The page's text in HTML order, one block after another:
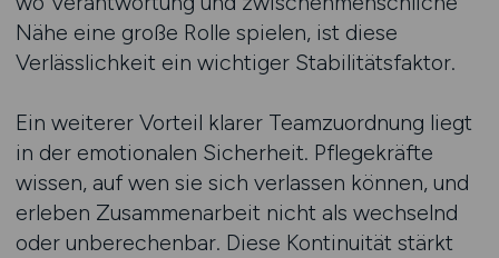
Nähe eine große Rolle spielen, ist diese
Verlässlichkeit ein wichtiger Stabilitätsfaktor.
Ein weiterer Vorteil klarer Teamzuordnung liegt
in der emotionalen Sicherheit. Pflegekräfte
wissen, auf wen sie sich verlassen können, und
erleben Zusammenarbeit nicht als wechselnd
oder unberechenbar. Diese Kontinuität stärkt